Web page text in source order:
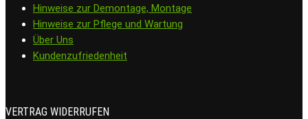
Hinweise zur Demontage, Montage
Hinweise zur Pflege und Wartung
Über Uns
Kundenzufriedenheit
VERTRAG WIDERRUFEN